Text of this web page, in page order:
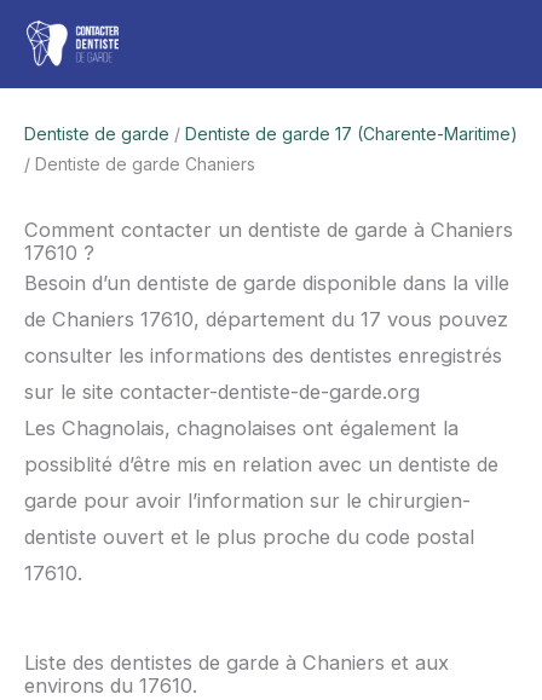
Aller
contenu
Dentiste de garde / Dentiste de garde 17 (Charente-Maritime)
/ Dentiste de garde Chaniers
Comment contacter un dentiste de garde à Chaniers
17610 ?
Besoin d’un dentiste de garde disponible dans la ville
de Chaniers 17610, département du 17 vous pouvez
consulter les informations des dentistes enregistrés
sur le site contacter-dentiste-de-garde.org
Les Chagnolais, chagnolaises ont également la
possiblité d’être mis en relation avec un dentiste de
garde pour avoir l’information sur le chirurgien-
dentiste ouvert et le plus proche du code postal
17610.
Liste des dentistes de garde à Chaniers et aux
environs du 17610.